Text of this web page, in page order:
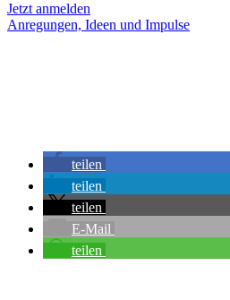
Jetzt anmelden
Anregungen, Ideen und Impulse
teilen
teilen
teilen
E-Mail
teilen